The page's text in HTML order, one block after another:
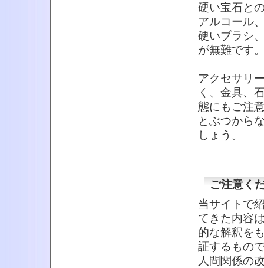
硬い宝石と
アルコール
硬いブラシ
が無難です
アクセサリ
く、金具、
態にもご注
とぶつから
しょう。
ご注意く
当サイトで
てきた内容
的な解釈を
証するもの
人間関係の